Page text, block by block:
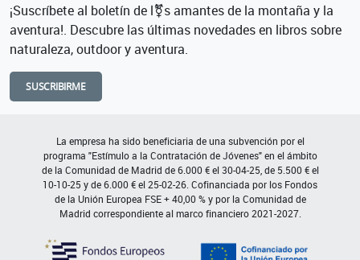
¡Suscríbete al boletín de l⚧s amantes de la montaña y la
aventura!. Descubre las últimas novedades en libros sobre
naturaleza, outdoor y aventura.
SUSCRIBIRME
La empresa ha sido beneficiaria de una subvención por el
programa "Estímulo a la Contratación de Jóvenes" en el ámbito
de la Comunidad de Madrid de 6.000 € el 30-04-25, de 5.500 € el
10-10-25 y de 6.000 € el 25-02-26. Cofinanciada por los Fondos
de la Unión Europea FSE + 40,00 % y por la Comunidad de
Madrid correspondiente al marco financiero 2021-2027.